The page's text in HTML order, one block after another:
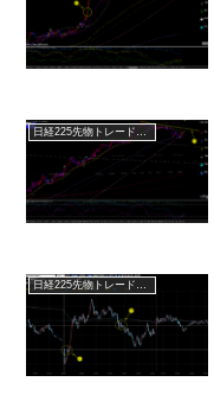
日経225先物トレード倶楽部